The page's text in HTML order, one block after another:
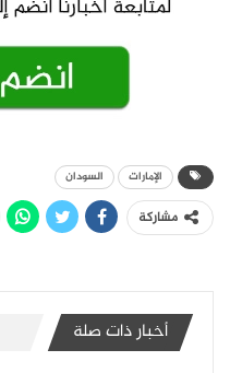
الإمارات السودان
مشاركة
أخبار ذات صلة